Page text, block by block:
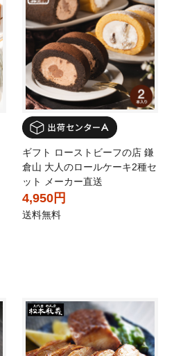
ギフト ローストビーフの店 鎌
倉山 大人のロールケーキ2種セ
ット メーカー直送
4,950円
送料無料